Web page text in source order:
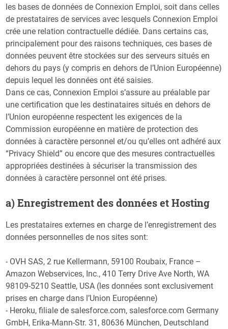
les bases de données de Connexion Emploi, soit dans celles
de prestataires de services avec lesquels Connexion Emploi
crée une relation contractuelle dédiée. Dans certains cas,
principalement pour des raisons techniques, ces bases de
données peuvent être stockées sur des serveurs situés en
dehors du pays (y compris en dehors de l’Union Européenne)
depuis lequel les données ont été saisies.
Dans ce cas, Connexion Emploi s’assure au préalable par
une certification que les destinataires situés en dehors de
l’Union européenne respectent les exigences de la
Commission européenne en matière de protection des
données à caractère personnel et/ou qu’elles ont adhéré aux
“Privacy Shield” ou encore que des mesures contractuelles
appropriées destinées à sécuriser la transmission des
données à caractère personnel ont été prises.
a) Enregistrement des données et Hosting
Les prestataires externes en charge de l’enregistrement des
données personnelles de nos sites sont:
- OVH SAS, 2 rue Kellermann, 59100 Roubaix, France –
Amazon Webservices, Inc., 410 Terry Drive Ave North, WA
98109-5210 Seattle, USA (les données sont exclusivement
prises en charge dans l’Union Européenne)
- Heroku, filiale de salesforce.com, salesforce.com Germany
GmbH, Erika-Mann-Str. 31, 80636 München, Deutschland